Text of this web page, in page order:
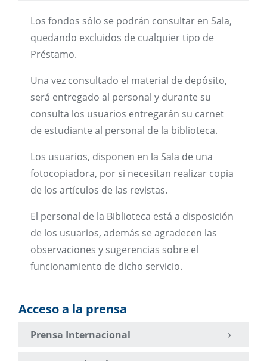
Los fondos sólo se podrán consultar en Sala,
quedando excluidos de cualquier tipo de
Préstamo.
Una vez consultado el material de depósito,
será entregado al personal y durante su
consulta los usuarios entregarán su carnet
de estudiante al personal de la biblioteca.
Los usuarios, disponen en la Sala de una
fotocopiadora, por si necesitan realizar copia
de los artículos de las revistas.
El personal de la Biblioteca está a disposición
de los usuarios, además se agradecen las
observaciones y sugerencias sobre el
funcionamiento de dicho servicio.
Acceso a la prensa
Prensa Internacional